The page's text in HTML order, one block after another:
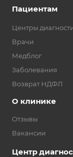
Пациентам
Центры
Врачи
Медблог
Заболевания
Возврат НДФЛ
О клинике
Отзывы
Вакансии
Центр